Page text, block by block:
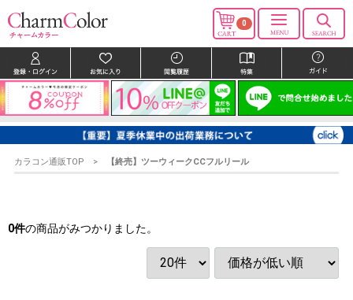
0
カラコン通販TOP 【終売】ツーウィークCCフルリール
0件の商品がみつかりました。